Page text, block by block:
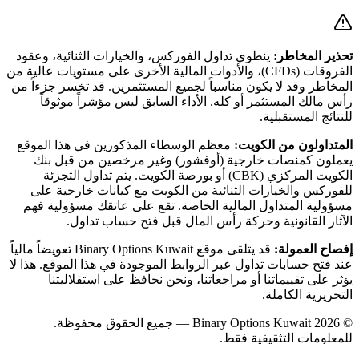
تحذير المخاطر: ينطوي تداول الفوركس، والخيارات الثنائية، وعقود
الفروقات (CFDs)، والأدوات المالية الأخرى على مستويات عالية من
المخاطر وقد لا يكون مناسباً لجميع المستثمرين. قد تخسر جزءاً من
رأس مالك المستثمر أو كله. الأداء السابق ليس مؤشراً موثوقاً
للنتائج المستقبلية.
المتداولون من الكويت: معظم الوسطاء المذكورين في هذا الموقع
يعملون كمنصات خارجية (أوفشور) وغير مرخصين من قبل بنك
الكويت المركزي (CBK) أو بورصة الكويت. يتم تداول التجزئة
للفوركس والخيارات الثنائية من الكويت مع كيانات خارجية على
مسؤولية المتداول المالية الخاصة. تقع على عاتقك مسؤولية فهم
الآثار القانونية وحركة رأس المال قبل فتح حساب تداول.
إفصاح العمولة: قد يتلقى موقع Binary Options Kuwait تعويضاً مالياً
عند فتح حسابات تداول عبر الروابط الموجودة في هذا الموقع. هذا لا
يؤثر على تقييماتنا أو مراجعاتنا، ونحن نحافظ على استقلاليتنا
التحريرية الكاملة.
© 2026 Binary Options Kuwait — جميع الحقوق محفوظة.
للمعلومات التثقيفية فقط.